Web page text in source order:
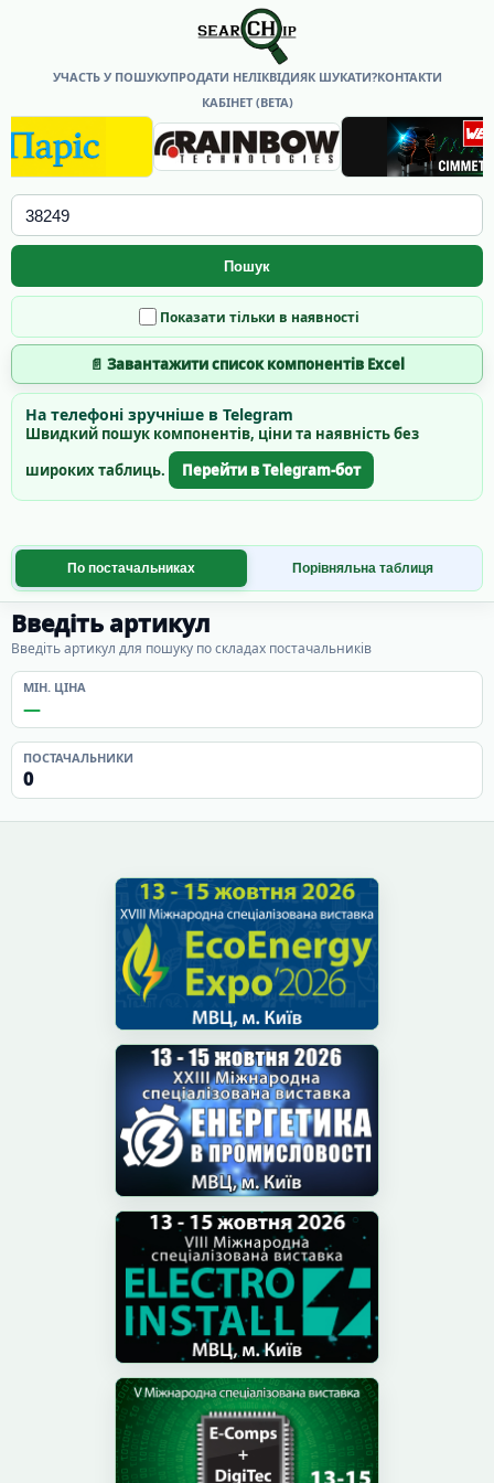
УЧАСТЬ У ПОШУКУПРОДАТИ НЕЛІКВІДИЯК ШУКАТИ?КОНТАКТИ
КАБІНЕТ (BETA)
Пошук
Показати тільки в наявності
📄 Завантажити список компонентів Excel
На телефоні зручніше в Telegram
Швидкий пошук компонентів, ціни та наявність без
широких таблиць.
Перейти в Telegram-бот
По постачальниках Порівняльна таблиця
Введіть артикул
Введіть артикул для пошуку по складах постачальників
МІН. ЦІНА
—
ПОСТАЧАЛЬНИКИ
0